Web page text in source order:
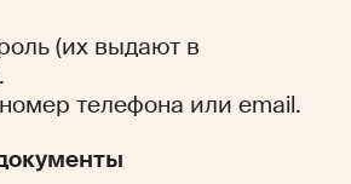
(их выдают в
телефона или email.